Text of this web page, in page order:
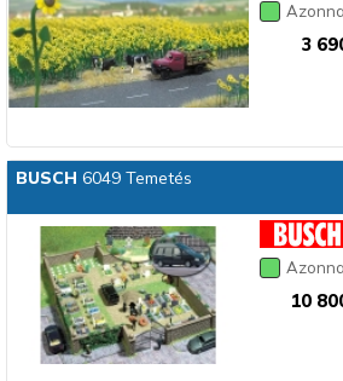
3
BUSCH 6049 Temetés
10